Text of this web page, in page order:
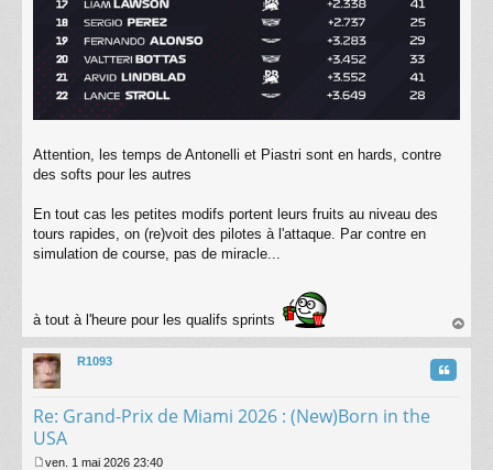
Attention, les temps de Antonelli et Piastri sont en hards, contre
des softs pour les autres
En tout cas les petites modifs portent leurs fruits au niveau des
tours rapides, on (re)voit des pilotes à l'attaque. Par contre en
simulation de course, pas de miracle...
à tout à l'heure pour les qualifs sprints
au
R1093
Re: Grand-Prix de Miami 2026 : (New)Born in the
USA
Citation
ven. 1 mai 2026 23:40